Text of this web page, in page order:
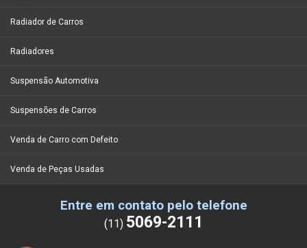
Radiador de Carros
Radiadores
Suspensão Automotiva
Suspensões de Carros
Venda de Carro com Defeito
Venda de Peças Usadas
Entre em contato pelo telefone
(11) 5069-2111